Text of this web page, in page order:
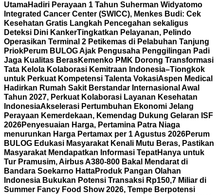
UtamaHadiri Perayaan 1 Tahun Suherman Widyatomo
Integrated Cancer Center (SWICC), Menkes Budi: Cek
Kesehatan Gratis Langkah Pencegahan sekaligus
Deteksi Dini KankerTingkatkan Pelayanan, Pelindo
Operasikan Terminal 2 Petikemas di Pelabuhan Tanjung
PriokPerum BULOG Ajak Pengusaha Penggilingan Padi
Jaga Kualitas BerasKemenko PMK Dorong Transformasi
Tata Kelola Kolaborasi Kemitraan Indonesia–Tiongkok
untuk Perkuat Kompetensi Talenta VokasiAspen Medical
Hadirkan Rumah Sakit Berstandar Internasional Awal
Tahun 2027, Perkuat Kolaborasi Layanan Kesehatan
IndonesiaAkselerasi Pertumbuhan Ekonomi Jelang
Perayaan Kemerdekaan, Kemendag Dukung Gelaran ISF
2026Penyesuaian Harga, Pertamina Patra Niaga
menurunkan Harga Pertamax per 1 Agustus 2026Perum
BULOG Edukasi Masyarakat Kenali Mutu Beras, Pastikan
Masyarakat Mendapatkan Informasi TepatHanya untuk
Tur Pramusim, Airbus A380-800 Bakal Mendarat di
Bandara Soekarno HattaProduk Pangan Olahan
Indonesia Bukukan Potensi Transaksi Rp150,7 Miliar di
Summer Fancy Food Show 2026, Tempe Berpotensi